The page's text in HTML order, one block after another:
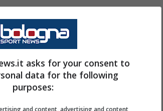
e il giovane Hodzic
(Venezia) e Bonifazi
asks for your consent to
data for the following
purposes:
and content, advertising and content